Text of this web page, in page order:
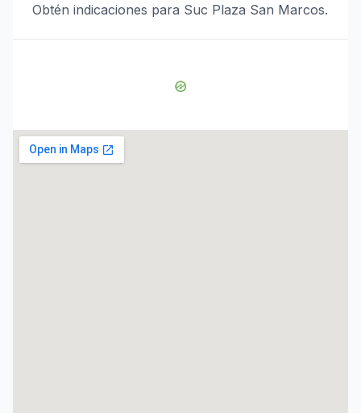
Obtén indicaciones para Suc Plaza San Marcos.